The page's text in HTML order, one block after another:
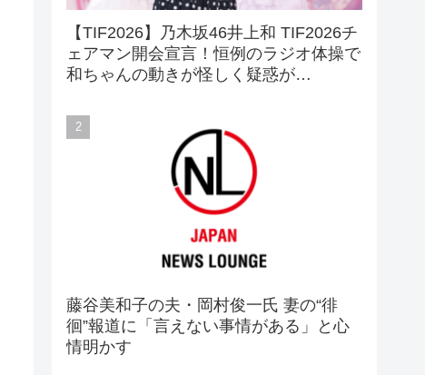
【TIF2026】乃木坂46井上和 TIF2026チ
ェアマン開会宣言！恒例のラジオ体操で
和ちゃんの動きが怪しく疑惑が…
藤谷美和子の夫・岡村俊一氏 妻の“徘
徊”報道に「言えない事情がある」と心
情明かす